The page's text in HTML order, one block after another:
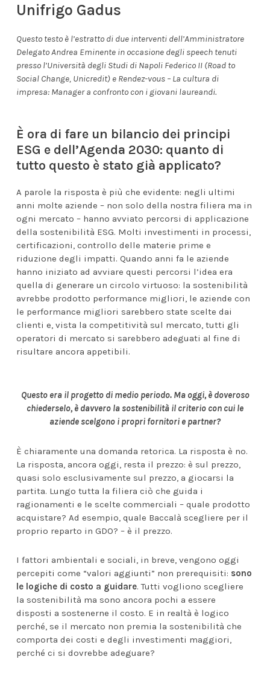
Unifrigo Gadus
Questo testo è l’estratto di due interventi dell’Amministratore
Delegato Andrea Eminente in occasione degli speech tenuti
presso l’Università degli Studi di Napoli Federico II (Road to
Social Change, Unicredit) e Rendez-vous – La cultura di
impresa: Manager a confronto con i giovani laureandi.
È ora di fare un bilancio dei principi
ESG e dell’Agenda 2030: quanto di
tutto questo è stato già applicato?
A parole la risposta è più che evidente: negli ultimi
anni molte aziende – non solo della nostra filiera ma in
ogni mercato – hanno avviato percorsi di applicazione
della sostenibilità ESG. Molti investimenti in processi,
certificazioni, controllo delle materie prime e
riduzione degli impatti. Quando anni fa le aziende
hanno iniziato ad avviare questi percorsi l’idea era
quella di generare un circolo virtuoso: la sostenibilità
avrebbe prodotto performance migliori, le aziende con
le performance migliori sarebbero state scelte dai
clienti e, vista la competitività sul mercato, tutti gli
operatori di mercato si sarebbero adeguati al fine di
risultare ancora appetibili.
Questo era il progetto di medio periodo. Ma oggi, è doveroso
chiederselo, è davvero la sostenibilità il criterio con cui le
aziende scelgono i propri fornitori e partner?
È chiaramente una domanda retorica. La risposta è no.
La risposta, ancora oggi, resta il prezzo: è sul prezzo,
quasi solo esclusivamente sul prezzo, a giocarsi la
partita. Lungo tutta la filiera ciò che guida i
ragionamenti e le scelte commerciali – quale prodotto
acquistare? Ad esempio, quale Baccalà scegliere per il
proprio reparto in GDO? – è il prezzo.
I fattori ambientali e sociali, in breve, vengono oggi
percepiti come “valori aggiunti” non prerequisiti: sono
le logiche di costo a guidare. Tutti vogliono scegliere
la sostenibilità ma sono ancora pochi a essere
disposti a sostenerne il costo. E in realtà è logico
perché, se il mercato non premia la sostenibilità che
comporta dei costi e degli investimenti maggiori,
perché ci si dovrebbe adeguare?